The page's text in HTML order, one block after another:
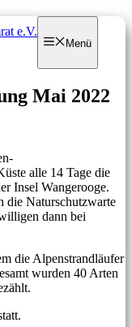
Menü
Mai 2022
alle 14 Tage die
Insel Wangerooge.
die Naturschutzwarte
dann bei
die Alpenstrandläufer
wurden 40 Arten